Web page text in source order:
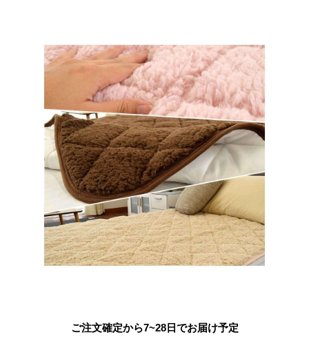
ご注文確定から7~28日でお届け予定